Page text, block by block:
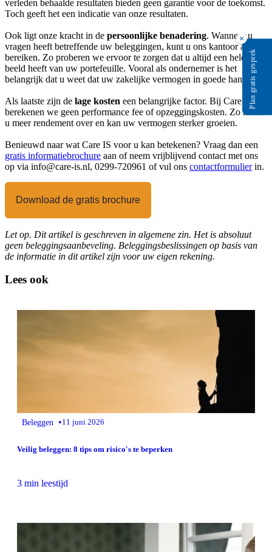
verleden behaalde resultaten bieden geen garantie voor de toekomst.
Toch geeft het een indicatie van onze resultaten.
Ook ligt onze kracht in de persoonlijke benadering. Wanneer u
vragen heeft betreffende uw beleggingen, kunt u ons kantoor altijd
bereiken. Zo proberen we ervoor te zorgen dat u altijd een helder
beeld heeft van uw portefeuille. Vooral als ondernemer is het
belangrijk dat u weet dat uw zakelijke vermogen in goede handen is.
Als laatste zijn de lage kosten een belangrijke factor. Bij Care IS
berekenen we geen performance fee of opzeggingskosten. Zo houdt
u meer rendement over en kan uw vermogen sterker groeien.
Benieuwd naar wat Care IS voor u kan betekenen? Vraag dan een
gratis informatiebrochure aan of neem vrijblijvend contact met ons
op via info@care-is.nl, 0299-720961 of vul ons contactformulierin.
Download de gratis brochure
Let op. Dit artikel is geschreven in algemene zin. Het is absoluut
geen beleggingsaanbeveling. Beleggingsbeslissingen op basis van
de informatie in dit artikel zijn voor uw eigen rekening.
Lees ook
Beleggen •11 juni 2026
Veilig beleggen: 8 tips om risico's te beperken
3 min leestijd
×
Plan gratis gesprek